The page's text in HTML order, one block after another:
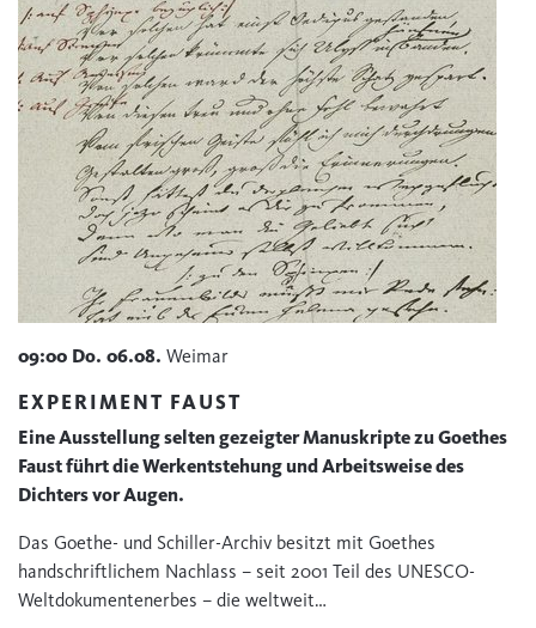
09:00 Do. 06.08. Weimar
EXPERIMENT FAUST
Eine Ausstellung selten gezeigter Manuskripte zu Goethes
Faust führt die Werkentstehung und Arbeitsweise des
Dichters vor Augen.
Das Goethe- und Schiller-Archiv besitzt mit Goethes
handschriftlichem Nachlass – seit 2001 Teil des UNESCO-
Weltdokumentenerbes – die weltweit…